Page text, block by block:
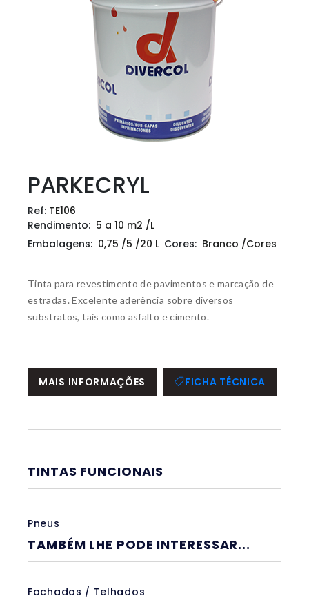
PARKECRYL
Ref: TE106
Rendimento: 5 a 10 m2 /L
Embalagens: 0,75 /5 /20 L Cores: Branco /Cores
Tinta para revestimento de pavimentos e marcação de
estradas. Excelente aderência sobre diversos
substratos, tais como asfalto e cimento.
MAIS INFORMAÇÕES FICHA TÉCNICA
TINTAS FUNCIONAIS
Pneus
TAMBÉM LHE PODE INTERESSAR...
Fachadas / Telhados